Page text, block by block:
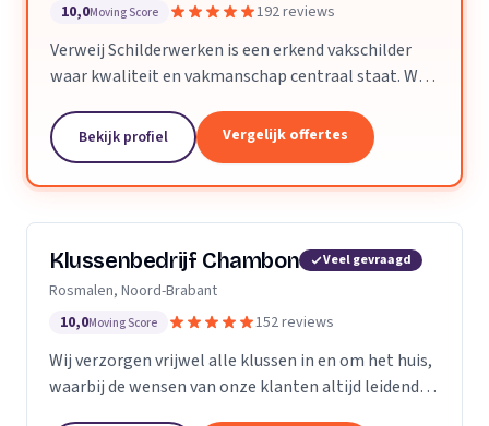
10,0Moving Score 192 reviews
Verweij Schilderwerken is een erkend vakschilder
waar kwaliteit en vakmanschap centraal staat. Wij
opgeleverde werk.
Bekijk profiel Vergelijk offertes
Klussenbedrijf Chambon Veel gevraagd
Rosmalen, Noord-Brabant
10,0Moving Score 152 reviews
Wij verzorgen vrijwel alle klussen in en om het huis,
waarbij de wensen van onze klanten altijd leidend